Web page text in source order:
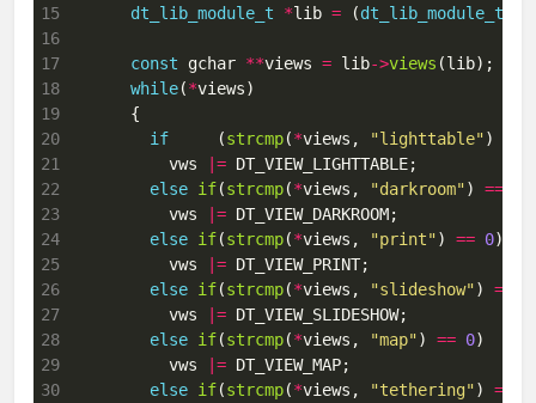
15
dt_lib_module_t *lib = (dt_lib_module_t
16
17
const gchar **views = lib->views
18
while(*
19
20
if
     (
strcmp(*views, "lighttable")
21
          vws
|=
22
else if(strcmp(*views, "darkroom") ==
23
          vws
|=
24
else if(strcmp(*views, "print") == 0
25
          vws
|=
26
else if(strcmp(*views, "slideshow") ==
27
          vws
|=
28
else if(strcmp(*views, "map") == 0
29
          vws
|=
30
else if(strcmp(*views, "tethering") ==